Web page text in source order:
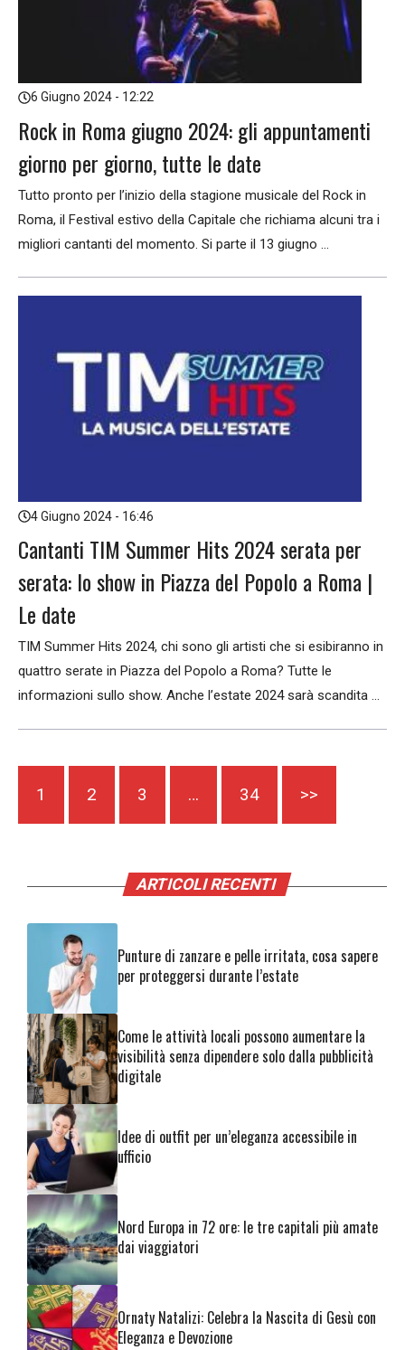
6 Giugno 2024 - 12:22
Rock in Roma giugno 2024: gli appuntamenti
giorno per giorno, tutte le date
Tutto pronto per l’inizio della stagione musicale del Rock in
Roma, il Festival estivo della Capitale che richiama alcuni tra i
migliori cantanti del momento. Si parte il 13 giugno ...
4 Giugno 2024 - 16:46
Cantanti TIM Summer Hits 2024 serata per
serata: lo show in Piazza del Popolo a Roma |
Le date
TIM Summer Hits 2024, chi sono gli artisti che si esibiranno in
quattro serate in Piazza del Popolo a Roma? Tutte le
informazioni sullo show. Anche l’estate 2024 sarà scandita ...
1 2 3 … 34 >>
ARTICOLI RECENTI
Punture di zanzare e pelle irritata, cosa sapere
per proteggersi durante l’estate
Come le attività locali possono aumentare la
visibilità senza dipendere solo dalla pubblicità
digitale
Idee di outfit per un’eleganza accessibile in
ufficio
Nord Europa in 72 ore: le tre capitali più amate
dai viaggiatori
Ornaty Natalizi: Celebra la Nascita di Gesù con
Eleganza e Devozione